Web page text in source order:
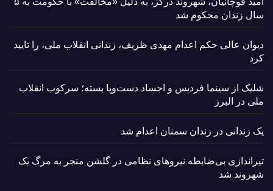
سال زندان محکوم شد
دیوان عالی حکم اعدام مهدی ظریف، زندانی انقلاب ملی، را تایید
کرد
شلیک از سینما فردیس و اجساد دست‌وپا بسته؛ سرکوب انقلاب
ملی در البرز
یک زندانی در زندان سمنان اعدام شد
تیراندازی بی‌ضابطه نیروهای نظامی در گلشن منجر به مرگ یک
شهروند شد